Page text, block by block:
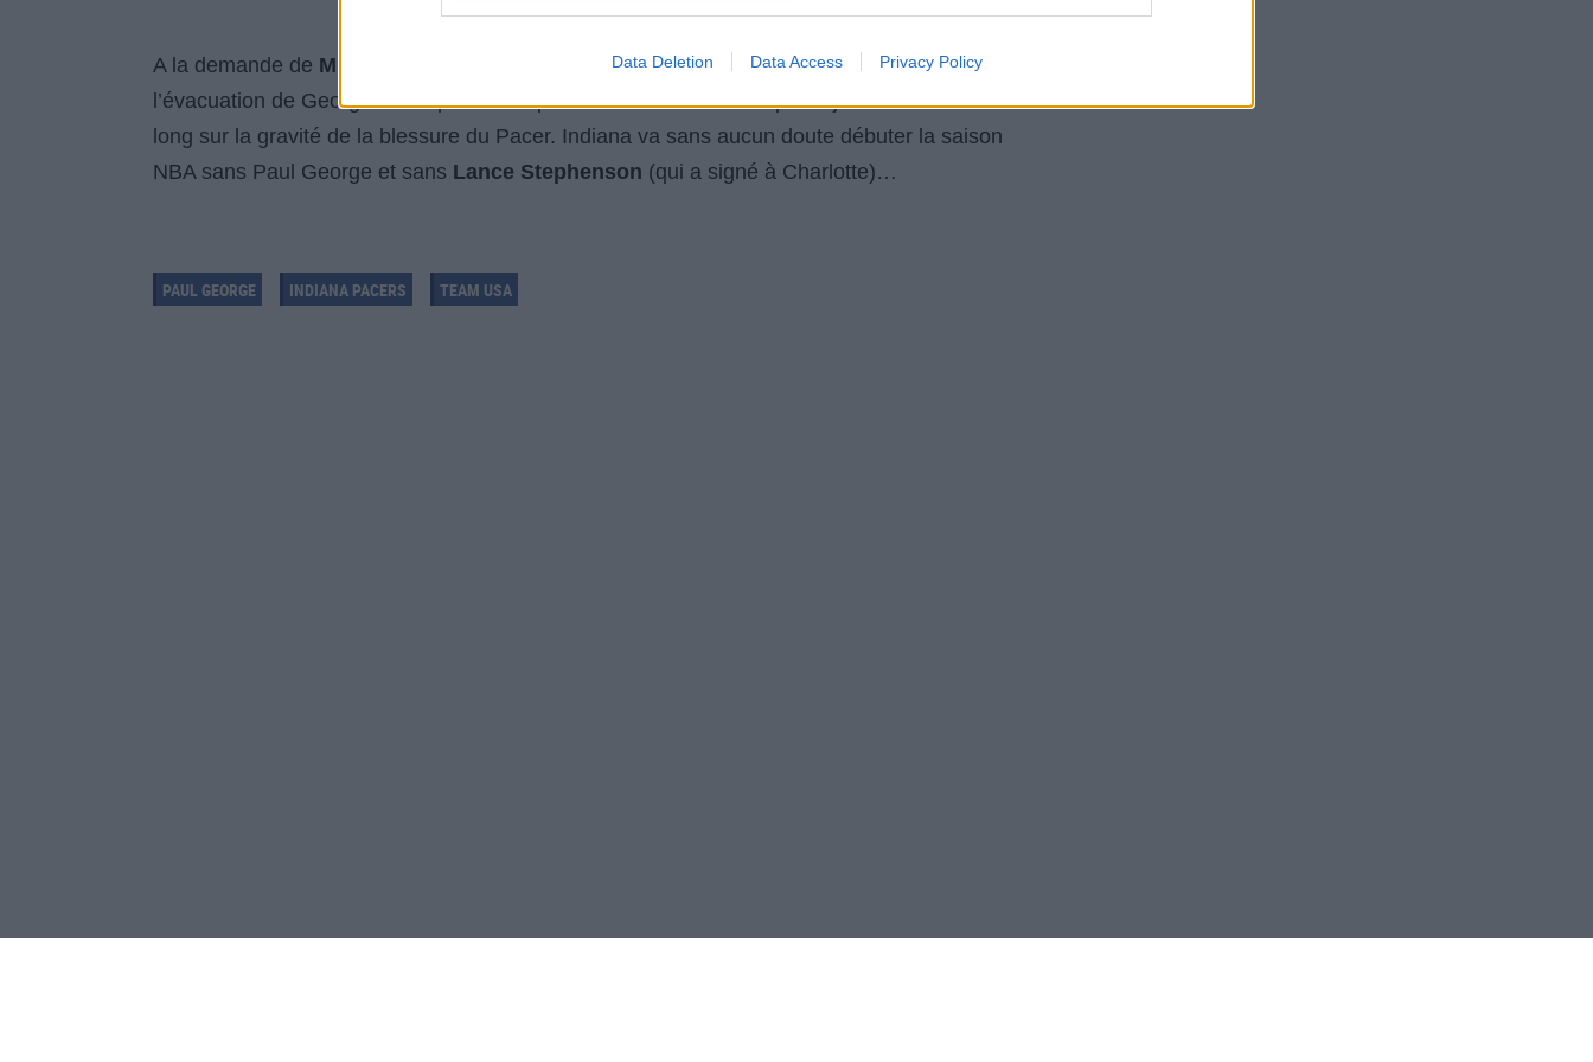
Data Deletion Data Access Privacy Policy
A la demande de Mike Krzyzewski
et des joueurs, le match a été interrompu peu après
l’évacuation de George alors qu'il restait plus de 9 minutes de temps de jeu. Cela en dit
long sur la gravité de la blessure du Pacer. Indiana va sans aucun doute débuter la saison
NBA sans Paul George et sans Lance Stephenson (qui a signé à Charlotte)…
PAUL GEORGE INDIANA PACERS TEAM USA